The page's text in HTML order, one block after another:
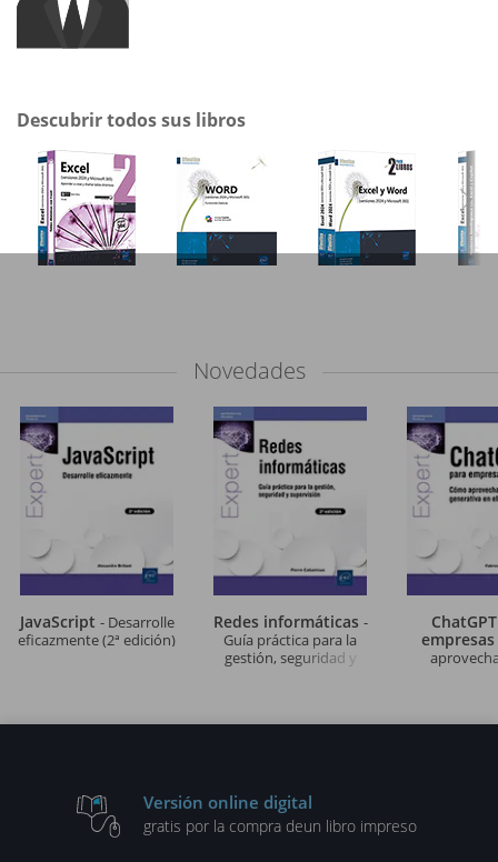
Descubrir todos sus libros
Novedades
JavaScript - Desarrolle
eficazmente (2ª edición)
Redes informáticas -
Guía práctica para la
gestión, seguridad y
empresas
Versión online digital
gratis por la compra deun libro impreso